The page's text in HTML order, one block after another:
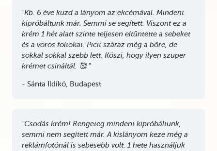
"Kb. 6 éve küzd a lányom az ekcémával. Mindent
kipróbáltunk már. Semmi se segített. Viszont ez a
krém 1 hét alatt szinte teljesen eltűntette a sebeket
és a vörös foltokat. Picit száraz még a bőre, de
sokkal sokkal szebb lett. Köszi, hogy ilyen szuper
krémet csináltál. 🥰 "
- Sánta Ildikó, Budapest
"Csodás krém! Rengeteg mindent kipróbáltunk,
semmi nem segített már. A kislányom keze még a
reklámfotónál is sebesebb volt. 1 hete használjuk